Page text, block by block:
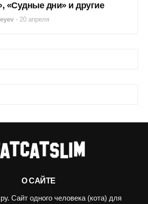
«Судные дни» и другие
- 20 апреля
О САЙТЕ
Сайт одного человека (кота) для